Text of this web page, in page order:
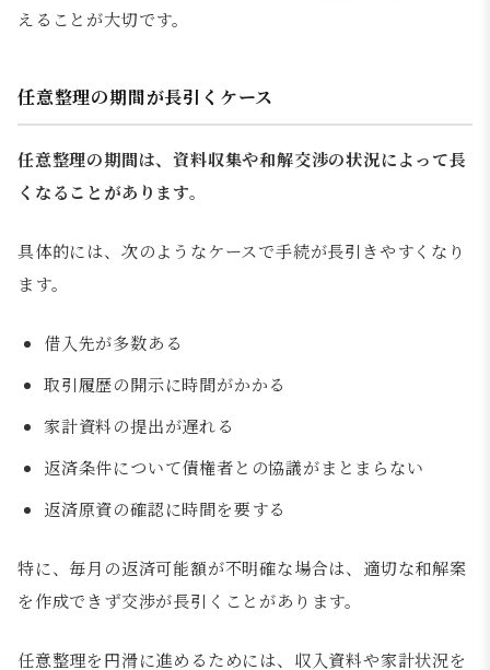
えることが大切です。
任意整理の期間が長引くケース
任意整理の期間は、資料収集や和解交渉の状況によって長
くなることがあります。
具体的には、次のようなケースで手続が長引きやすくなり
ます。
借入先が多数ある
取引履歴の開示に時間がかかる
家計資料の提出が遅れる
返済条件について債権者との協議がまとまらない
返済原資の確認に時間を要する
特に、毎月の返済可能額が不明確な場合は、適切な和解案
を作成できず交渉が長引くことがあります。
任意整理を円滑に進めるためには、収入資料や家計状況を